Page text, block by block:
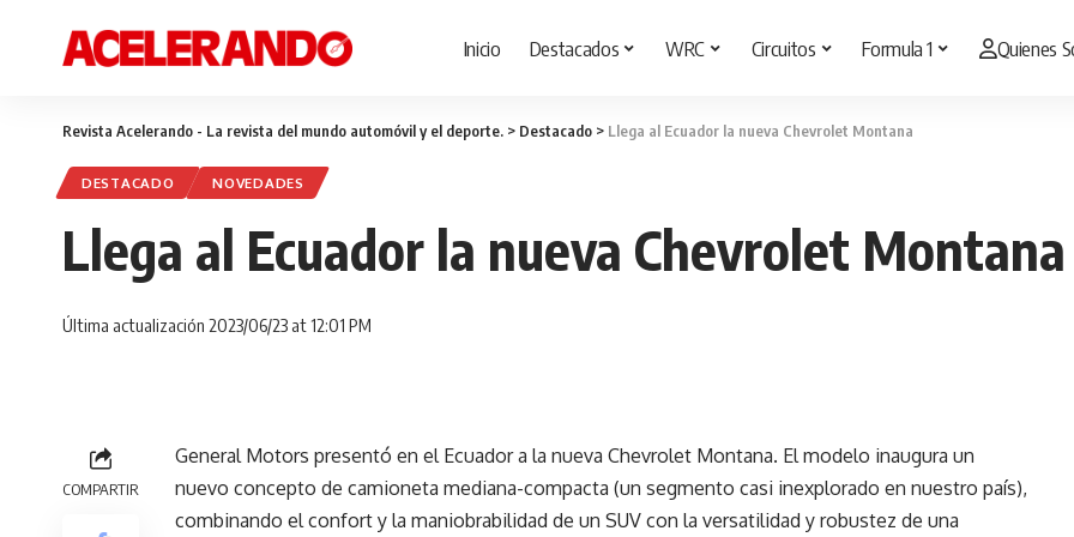
Inicio Destacados WRC Circuitos Formula 1 Quienes
Revista Acelerando - La revista del mundo automóvil y el deporte. > Destacado > Llega al Ecuador la nueva Chevrolet Montana
DESTACADO NOVEDADES
Llega al Ecuador la nueva Chevrolet Montana
Última actualización 2023/06/23 at 12:01 PM
COMPARTIR
General Motors presentó en el Ecuador a la nueva Chevrolet Montana. El modelo inaugura un
nuevo concepto de camioneta mediana-compacta (un segmento casi inexplorado en nuestro país),
combinando el confort y la maniobrabilidad de un SUV con la versatilidad y robustez de una